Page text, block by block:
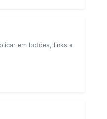
em botões, links e